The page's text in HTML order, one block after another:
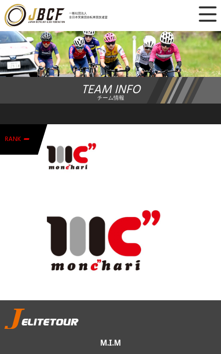
一般社団法人
全日本実業団自転車競技連盟
×
ニュース
レース日程
ランキング
チーム・選手
競技ガイド
エントリー
JBCF ROAD SERIESとは
TEAM INFO
チーム情報
RANK -
M.I.M